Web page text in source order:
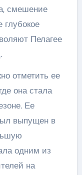
смешение
глубокое
Пелагее
отметить ее
она стала
Ее
выпущен в
одним из
на